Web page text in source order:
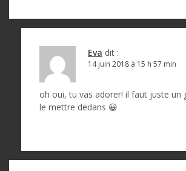
a
Eva dit :
14 juin 2018 à 15 h 57 min
oh oui, tu vas adorer! il faut juste un
le mettre dedans 😀